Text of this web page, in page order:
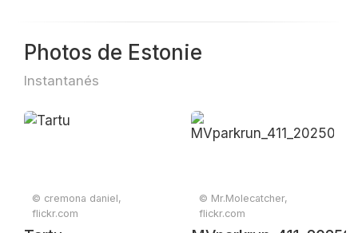
Photos de Estonie
Instantanés
© cremona daniel,
flickr.com
© Mr.Molecatcher,
flickr.com